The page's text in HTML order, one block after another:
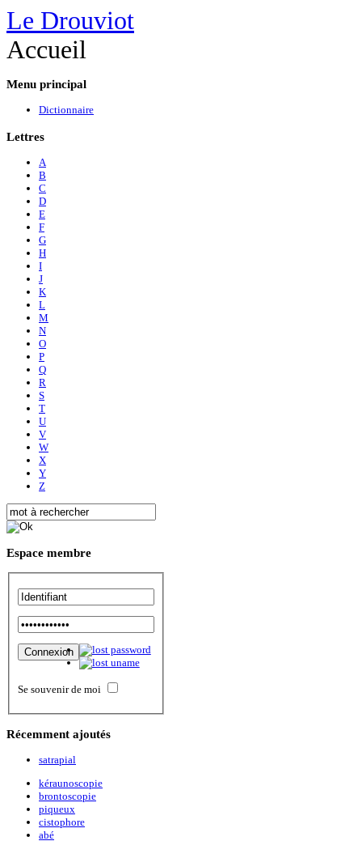
Le Drouviot
Accueil
Menu principal
Dictionnaire
Lettres
A
B
C
D
E
F
G
H
I
J
K
L
M
N
O
P
Q
R
S
T
U
V
W
X
Y
Z
Espace membre
Se souvenir de moi
Récemment ajoutés
satrapial
kéraunoscopie
brontoscopie
piqueux
cistophore
abé